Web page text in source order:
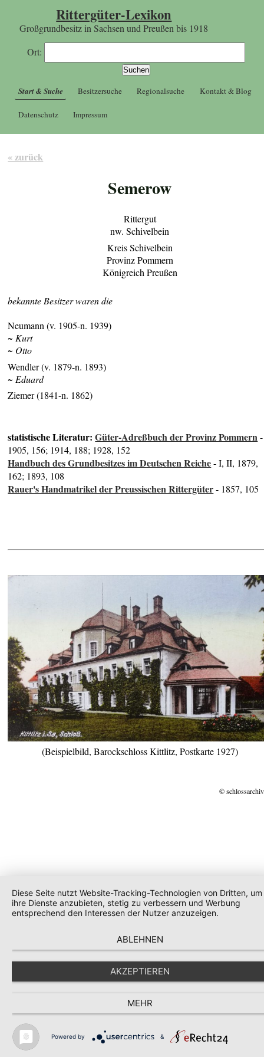
Rittergüter-Lexikon
Großgrundbesitz in Sachsen und Preußen bis 1918
Ort:
Start & Suche Besitzersuche Regionalsuche Kontakt & Blog
Datenschutz Impressum
« zurück
Semerow
Rittergut
nw. Schivelbein
Kreis Schivelbein
Provinz Pommern
Königreich Preußen
bekannte Besitzer waren die
Neumann (v. 1905-n. 1939)
~ Kurt
~ Otto
Wendler (v. 1879-n. 1893)
~ Eduard
Ziemer (1841-n. 1862)
statistische Literatur:Güter-Adreßbuch der Provinz Pommern-
1905, 156; 1914, 188; 1928, 152
Handbuch des Grundbesitzes im Deutschen Reiche- I, II, 1879,
162; 1893, 108
Rauer's Handmatrikel der Preussischen Rittergüter- 1857, 105
(Beispielbild, Barockschloss Kittlitz, Postkarte 1927)
©
Diese Seite nutzt Website-Tracking-Technologien von Dritten, um
ihre Dienste anzubieten, stetig zu verbessern und Werbung
entsprechend den Interessen der Nutzer anzuzeigen.
ABLEHNEN
AKZEPTIEREN
MEHR
Powered by &